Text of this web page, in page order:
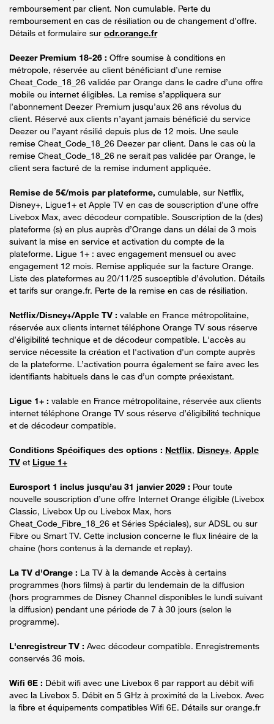
remboursement par client. Non cumulable. Perte du
remboursement en cas de résiliation ou de changement d’offre.
Détails et formulaire sur odr.orange.fr
Deezer Premium 18-26 : Offre soumise à conditions en
métropole, réservée au client bénéficiant d’une remise
Cheat_Code_18_26 validée par Orange dans le cadre d’une offre
mobile ou internet éligibles. La remise s’appliquera sur
l’abonnement Deezer Premium jusqu’aux 26 ans révolus du
client. Réservé aux clients n’ayant jamais bénéficié du service
Deezer ou l’ayant résilié depuis plus de 12 mois. Une seule
remise Cheat_Code_18_26 Deezer par client. Dans le cas où la
remise Cheat_Code_18_26 ne serait pas validée par Orange, le
client sera facturé de la remise indument appliquée.
Remise de 5€/mois par plateforme, cumulable, sur Netflix,
Disney+, Ligue1+ et Apple TV en cas de souscription d’une offre
Livebox Max, avec décodeur compatible. Souscription de la (des)
plateforme (s) en plus auprès d’Orange dans un délai de 3 mois
suivant la mise en service et activation du compte de la
plateforme. Ligue 1+ : avec engagement mensuel ou avec
engagement 12 mois. Remise appliquée sur la facture Orange.
Liste des plateformes au 20/11/25 susceptible d’évolution. Détails
et tarifs sur orange.fr. Perte de la remise en cas de résiliation.
Netflix/Disney+/Apple TV : valable en France métropolitaine,
réservée aux clients internet téléphone Orange TV sous réserve
d’éligibilité technique et de décodeur compatible. L'accès au
service nécessite la création et l'activation d'un compte auprès
de la plateforme. L’activation pourra également se faire avec les
identifiants habituels dans le cas d’un compte préexistant.
Ligue 1+ : valable en France métropolitaine, réservée aux clients
internet téléphone Orange TV sous réserve d’éligibilité technique
et de décodeur compatible.
Conditions Spécifiques des options : Netflix, Disney+, Apple
TV et Ligue 1+
Eurosport 1 inclus jusqu’au 31 janvier 2029 : Pour toute
nouvelle souscription d’une offre Internet Orange éligible (Livebox
Classic, Livebox Up ou Livebox Max, hors
Cheat_Code_Fibre_18_26 et Séries Spéciales), sur ADSL ou sur
Fibre ou Smart TV. Cette inclusion concerne le flux linéaire de la
chaine (hors contenus à la demande et replay).
La TV d'Orange : La TV à la demande Accès à certains
programmes (hors films) à partir du lendemain de la diffusion
(hors programmes de Disney Channel disponibles le lundi suivant
la diffusion) pendant une période de 7 à 30 jours (selon le
programme).
L'enregistreur TV : Avec décodeur compatible. Enregistrements
conservés 36 mois.
Wifi 6E : Débit wifi avec une Livebox 6 par rapport au débit wifi
avec la Livebox 5. Débit en 5 GHz à proximité de la Livebox. Avec
la fibre et équipements compatibles Wifi 6E. Détails sur orange.fr